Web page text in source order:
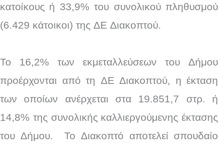
κατοίκους ή 33,9% του συνολικού πληθυσμού
(6.429 κάτοικοι) της ΔΕ Διακοπτού.
Το 16,2% των εκμεταλλεύσεων του Δήμου
προέρχονται από τη ΔΕ Διακοπτού, η έκταση
των οποίων ανέρχεται στα 19.851,7 στρ. ή
14,8% της συνολικής καλλιεργούμενης έκτασης
του Δήμου. Το Διακοπτό αποτελεί σπουδαίο